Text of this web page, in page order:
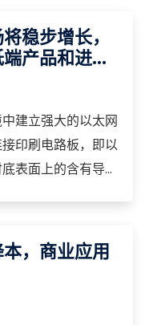
类型。从市场趋势
将会扩大，但65%
稳步增长，
产品和进口
建立强大的以太网
印刷电路板，即以
表面上的含有导电
，商业应用